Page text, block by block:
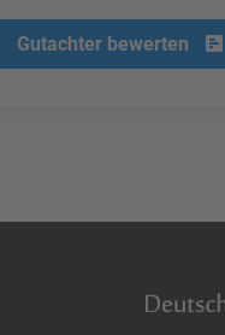
Gutachter bewerten